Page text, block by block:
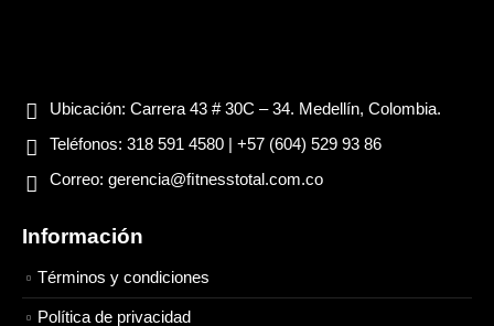
Ubicación: Carrera 43 # 30C – 34. Medellín, Colombia.
Teléfonos: 318 591 4580 | +57 (604) 529 93 86
Correo: gerencia@ﬁtnesstotal.com.co
Información
Términos y condiciones
Política de privacidad